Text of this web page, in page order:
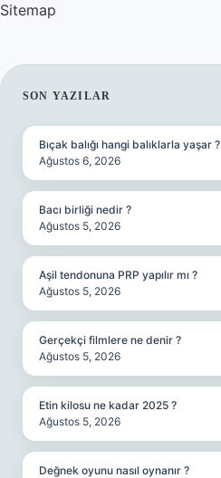
Sitemap
SIDEBAR
SON YAZILAR
Bıçak balığı hangi balıklarla yaşar ?
Ağustos 6, 2026
Bacı birliği nedir ?
Ağustos 5, 2026
Aşil tendonuna PRP yapılır mı ?
Ağustos 5, 2026
Gerçekçi filmlere ne denir ?
Ağustos 5, 2026
Etin kilosu ne kadar 2025 ?
Ağustos 5, 2026
Değnek oyunu nasıl oynanır ?